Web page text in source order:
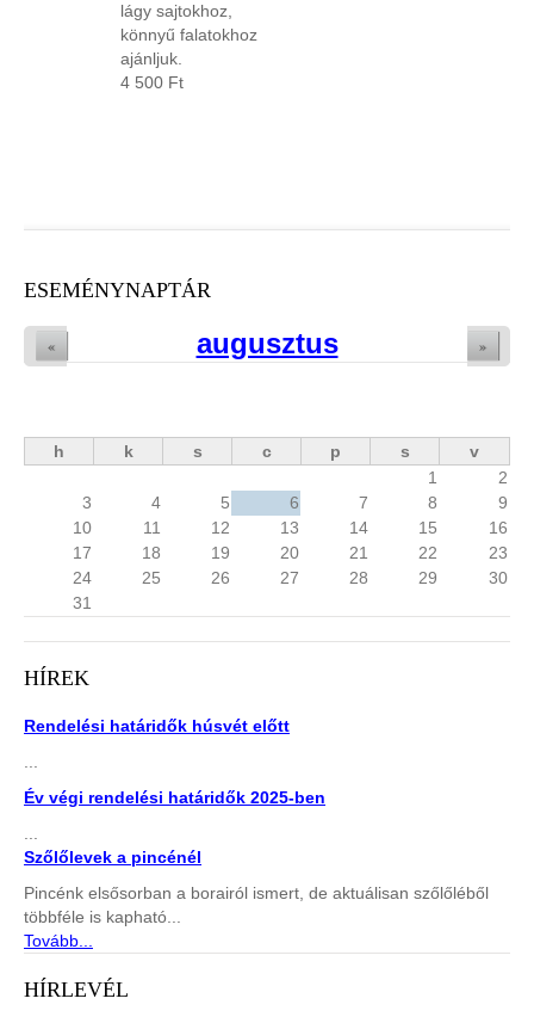
lágy sajtokhoz,
könnyű falatokhoz
ajánljuk.
4 500 Ft
ESEMÉNYNAPTÁR
augusztus
« »
h k s c p s
v
1
2
3
4 5 6 7 8
9
10
11 12 13 14 15
16
17
18 19 20 21 22
23
24
25 26 27 28 29
30
31
HÍREK
Rendelési határidők húsvét előtt
Év végi rendelési határidők 2025-ben
Szőlőlevek a pincénél
Pincénk elsősorban a borairól ismert, de aktuálisan szőlőléből
többféle is kapható...
Tovább...
HÍRLEVÉL